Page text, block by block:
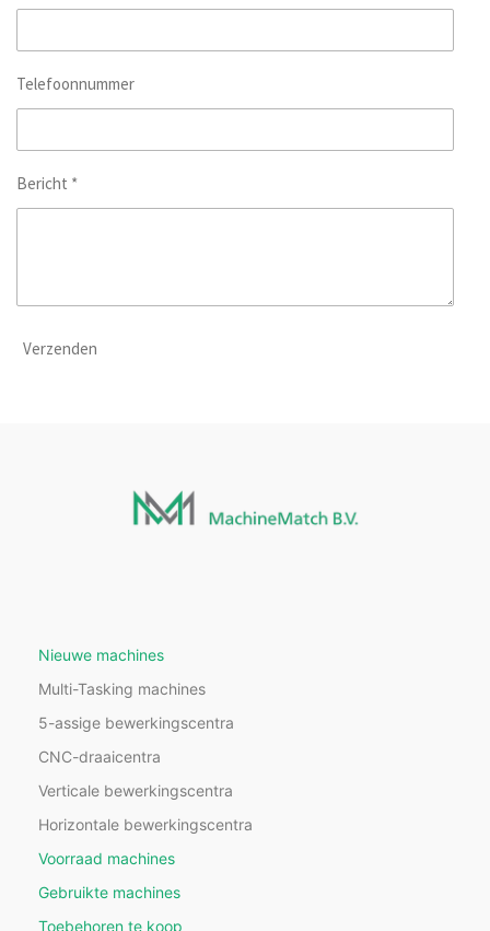
Telefoonnummer
Bericht *
Verzenden
Nieuwe machines
Multi-Tasking machines
5-assige bewerkingscentra
CNC-draaicentra
Verticale bewerkingscentra
Horizontale bewerkingscentra
Voorraad machines
Gebruikte machines
Toebehoren te koop